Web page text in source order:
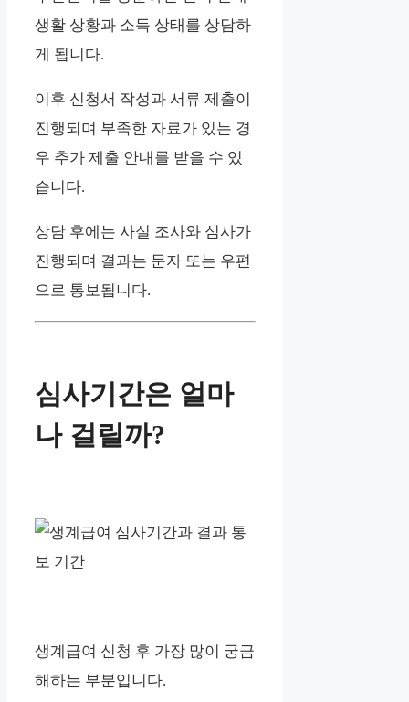
생활 상황과 소득 상태를 상담하
게 됩니다.
이후 신청서 작성과 서류 제출이
진행되며 부족한 자료가 있는 경
우 추가 제출 안내를 받을 수 있
습니다.
상담 후에는 사실 조사와 심사가
진행되며 결과는 문자 또는 우편
으로 통보됩니다.
심사기간은 얼마
나 걸릴까?
생계급여 신청 후 가장 많이 궁금
해하는 부분입니다.